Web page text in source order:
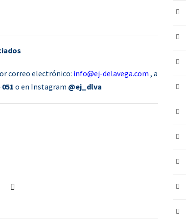
correo electrónico: info@ej-delavega.com , a
o en Instagram @ej_dlva